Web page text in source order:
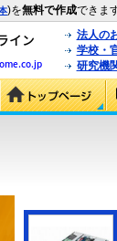
)を無料で作成できま
法人の
学校・
研究機